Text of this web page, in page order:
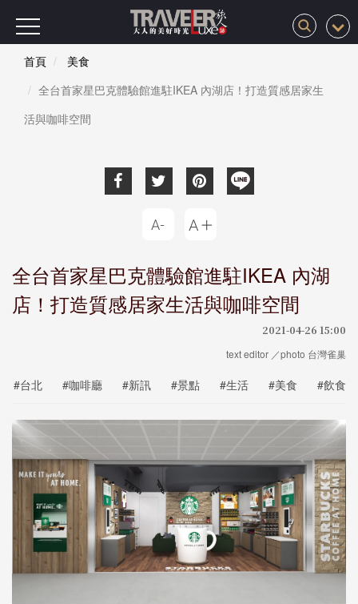
首頁
美食
全台首家星巴克體驗館進駐IKEA 內湖店！打造質感居家生
活與咖啡空間
全台首家星巴克體驗館進駐IKEA 內湖
店！打造質感居家生活與咖啡空間
2021-04-26 15:00
text editor ／photo 台灣雀巢
#台北 #咖啡廳 #新訊 #景點 #生活 #美食 #飲食